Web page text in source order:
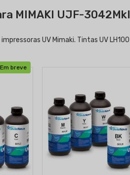
MIMAKI UJF-
UV Mimaki. Tintas UV
Em breve